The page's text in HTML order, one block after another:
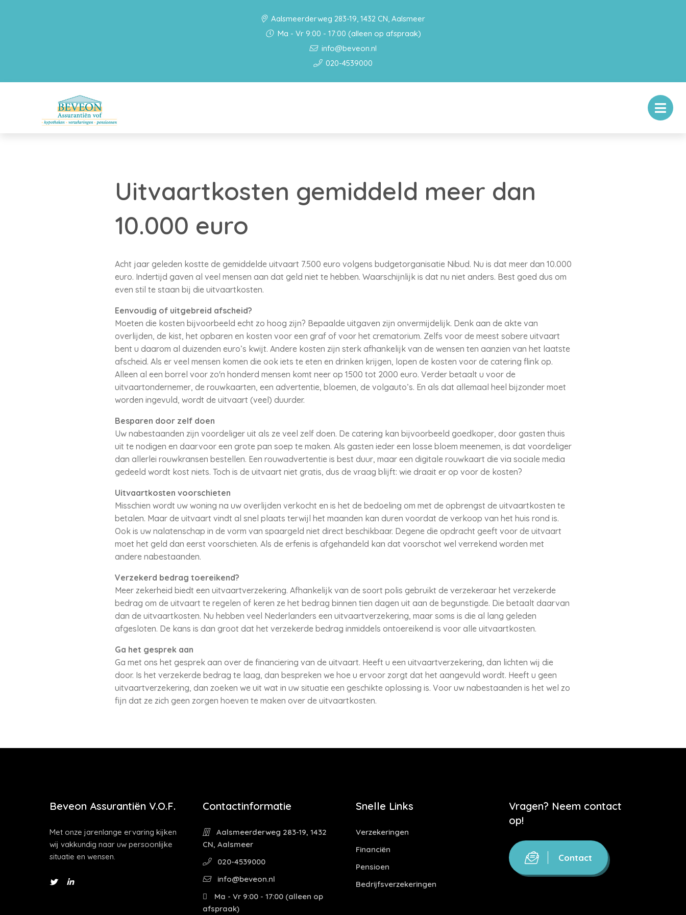
Aalsmeerderweg 283-19, 1432 CN, Aalsmeer
Ma - Vr 9:00 - 17:00 (alleen op afspraak)
info@beveon.nl
020-4539000
Uitvaartkosten gemiddeld meer dan
10.000 euro
Acht jaar geleden kostte de gemiddelde uitvaart 7.500 euro volgens budgetorganisatie Nibud. Nu is dat meer dan 10.000
euro. Indertijd gaven al veel mensen aan dat geld niet te hebben. Waarschijnlijk is dat nu niet anders. Best goed dus om
even stil te staan bij die uitvaartkosten.
Eenvoudig of uitgebreid afscheid?
Moeten die kosten bijvoorbeeld echt zo hoog zijn? Bepaalde uitgaven zijn onvermijdelijk. Denk aan de akte van
overlijden, de kist, het opbaren en kosten voor een graf of voor het crematorium. Zelfs voor de meest sobere uitvaart
bent u daarom al duizenden euro’s kwijt. Andere kosten zijn sterk afhankelijk van de wensen ten aanzien van het laatste
afscheid. Als er veel mensen komen die ook iets te eten en drinken krijgen, lopen de kosten voor de catering flink op.
Alleen al een borrel voor zo'n honderd mensen komt neer op 1500 tot 2000 euro. Verder betaalt u voor de
uitvaartondernemer, de rouwkaarten, een advertentie, bloemen, de volgauto’s. En als dat allemaal heel bijzonder moet
worden ingevuld, wordt de uitvaart (veel) duurder.
Besparen door zelf doen
Uw nabestaanden zijn voordeliger uit als ze veel zelf doen. De catering kan bijvoorbeeld goedkoper, door gasten thuis
uit te nodigen en daarvoor een grote pan soep te maken. Als gasten ieder een losse bloem meenemen, is dat voordeliger
dan allerlei rouwkransen bestellen. Een rouwadvertentie is best duur, maar een digitale rouwkaart die via sociale media
gedeeld wordt kost niets. Toch is de uitvaart niet gratis, dus de vraag blijft: wie draait er op voor de kosten?
Uitvaartkosten voorschieten
Misschien wordt uw woning na uw overlijden verkocht en is het de bedoeling om met de opbrengst de uitvaartkosten te
betalen. Maar de uitvaart vindt al snel plaats terwijl het maanden kan duren voordat de verkoop van het huis rond is.
Ook is uw nalatenschap in de vorm van spaargeld niet direct beschikbaar. Degene die opdracht geeft voor de uitvaart
moet het geld dan eerst voorschieten. Als de erfenis is afgehandeld kan dat voorschot wel verrekend worden met
andere nabestaanden.
Verzekerd bedrag toereikend?
Meer zekerheid biedt een uitvaartverzekering. Afhankelijk van de soort polis gebruikt de verzekeraar het verzekerde
bedrag om de uitvaart te regelen of keren ze het bedrag binnen tien dagen uit aan de begunstigde. Die betaalt daarvan
dan de uitvaartkosten. Nu hebben veel Nederlanders een uitvaartverzekering, maar soms is die al lang geleden
afgesloten. De kans is dan groot dat het verzekerde bedrag inmiddels ontoereikend is voor alle uitvaartkosten.
Ga het gesprek aan
Ga met ons het gesprek aan over de financiering van de uitvaart. Heeft u een uitvaartverzekering, dan lichten wij die
door. Is het verzekerde bedrag te laag, dan bespreken we hoe u ervoor zorgt dat het aangevuld wordt. Heeft u geen
uitvaartverzekering, dan zoeken we uit wat in uw situatie een geschikte oplossing is. Voor uw nabestaanden is het wel zo
fijn dat ze zich geen zorgen hoeven te maken over de uitvaartkosten.
Beveon Assurantiën V.O.F.
Met onze jarenlange ervaring kijken
wij vakkundig naar uw persoonlijke
situatie en wensen.
Contactinformatie
Aalsmeerderweg 283-19, 1432
CN, Aalsmeer
020-4539000
info@beveon.nl
Ma - Vr 9:00 - 17:00 (alleen op
afspraak)
Snelle Links
Verzekeringen
Financiën
Pensioen
Bedrijfsverzekeringen
Vragen? Neem contact
op!
Contact